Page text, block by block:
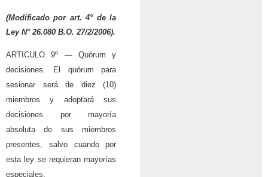
(Modificado por art. 4° de la
Ley N° 26.080 B.O. 27/2/2006).
ARTICULO 9º — Quórum y
decisiones. El quórum para
sesionar será de diez (10)
miembros y adoptará sus
decisiones por mayoría
absoluta de sus miembros
presentes, salvo cuando por
esta ley se requieran mayorías
especiales.